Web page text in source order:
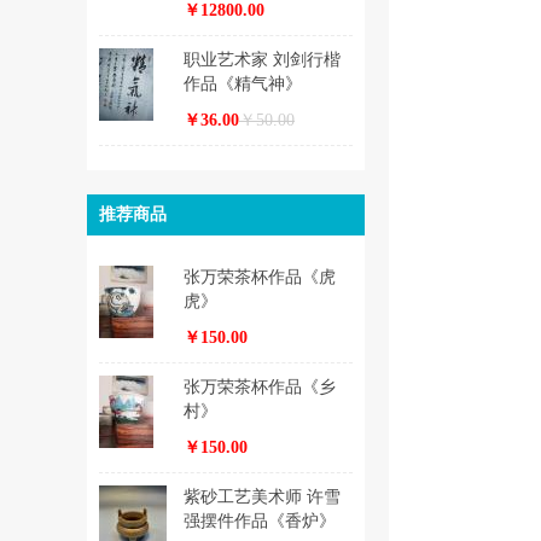
￥12800.00
职业艺术家 刘剑行楷
作品《精气神》
￥36.00￥50.00
推荐商品
张万荣茶杯作品《虎
虎》
￥150.00
张万荣茶杯作品《乡
村》
￥150.00
紫砂工艺美术师 许雪
强摆件作品《香炉》